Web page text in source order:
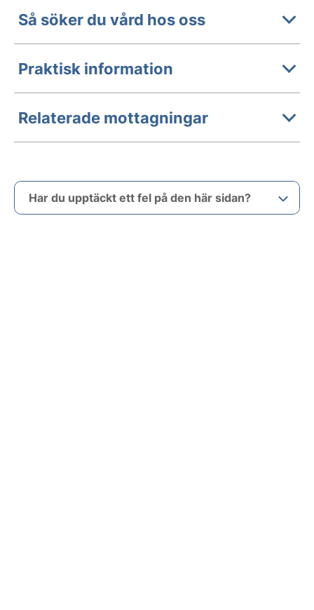
Så söker du vård hos oss
Praktisk information
Relaterade mottagningar
Har du upptäckt ett fel på den här sidan?